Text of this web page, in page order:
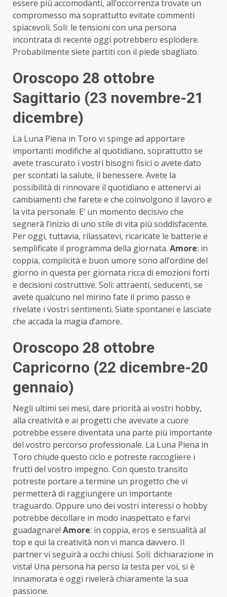
essere più accomodanti, all’occorrenza trovate un
compromesso ma soprattutto evitate commenti
spiacevoli. Soli: le tensioni con una persona
incontrata di recente oggi potrebbero esplodere.
Probabilmente siete partiti con il piede sbagliato.
Oroscopo 28 ottobre
Sagittario (23 novembre-21
dicembre)
La Luna Piena in Toro vi spinge ad apportare
importanti modifiche al quotidiano, soprattutto se
avete trascurato i vostri bisogni fisici o avete dato
per scontati la salute, il benessere. Avete la
possibilità di rinnovare il quotidiano e attenervi ai
cambiamenti che farete e che coinvolgono il lavoro e
la vita personale. E’ un momento decisivo che
segnerà l’inizio di uno stile di vita più soddisfacente.
Per oggi, tuttavia, rilassatevi, ricaricate le batterie e
semplificate il programma della giornata. Amore: in
coppia, complicità e buon umore sono all’ordine del
giorno in questa per giornata ricca di emozioni forti
e decisioni costruttive. Soli: attraenti, seducenti, se
avete qualcuno nel mirino fate il primo passo e
rivelate i vostri sentimenti. Siate spontanei e lasciate
che accada la magia d’amore..
Oroscopo 28 ottobre
Capricorno (22 dicembre-20
gennaio)
Negli ultimi sei mesi, dare priorità ai vostri hobby,
alla creatività e ai progetti che avevate a cuore
potrebbe essere diventata una parte più importante
del vostro percorso professionale. La Luna Piena in
Toro chiude questo ciclo e potreste raccogliere i
frutti del vostro impegno. Con questo transito
potreste portare a termine un progetto che vi
permetterà di raggiungere un importante
traguardo. Oppure uno dei vostri interessi o hobby
potrebbe decollare in modo inaspettato e farvi
guadagnare! Amore: in coppia, eros e sensualità al
top e qui la creatività non vi manca davvero. Il
partner vi seguirà a occhi chiusi. Soli: dichiarazione in
vista! Una persona ha perso la testa per voi, si è
innamorata e oggi rivelerà chiaramente la sua
passione.